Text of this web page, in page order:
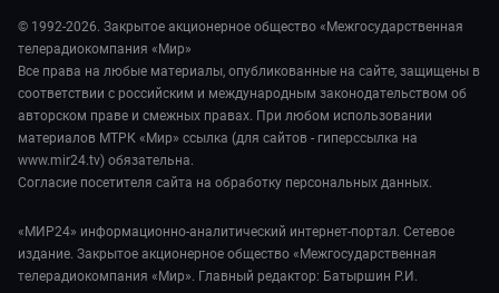
© 1992-2026. Закрытое акционерное общество «Межгосударственная
телерадиокомпания «Мир»
Все права на любые материалы, опубликованные на сайте, защищены в
соответствии с российским и международным законодательством об
авторском праве и смежных правах. При любом использовании
материалов МТРК «Мир» ссылка (для сайтов - гиперссылка на
www.mir24.tv) обязательна.
Согласие посетителя сайта на обработку персональных данных.
«МИР24» информационно-аналитический интернет-портал. Сетевое
издание. Закрытое акционерное общество «Межгосударственная
телерадиокомпания «Мир». Главный редактор: Батыршин Р.И.